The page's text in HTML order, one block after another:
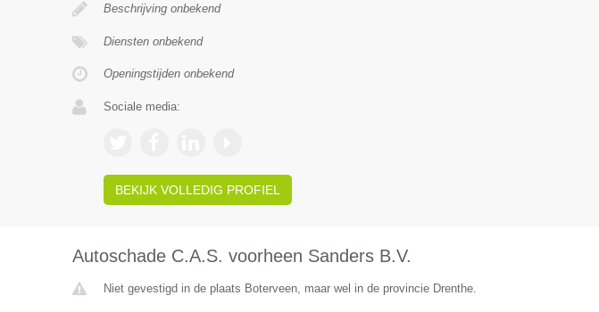
Beschrijving onbekend
Diensten onbekend
Openingstijden onbekend
Sociale media:
BEKIJK VOLLEDIG PROFIEL
Autoschade C.A.S. voorheen Sanders B.V.
Niet gevestigd in de plaats Boterveen, maar wel in de provincie Drenthe.